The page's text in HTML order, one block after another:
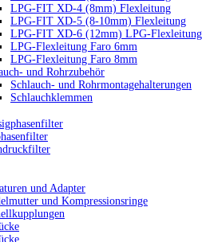
LPG-FIT XD-4 (8mm) Flexleitung
LPG-FIT XD-5 (8-10mm) Flexleitung
LPG-FIT XD-6 (12mm) LPG-Flexleitung
LPG-Flexleitung Faro 6mm
LPG-Flexleitung Faro 8mm
und Rohrzubehör
Schlauch- und Rohrmontagehalterungen
Schlauchklemmen
und Adapter
und Kompressionsringe